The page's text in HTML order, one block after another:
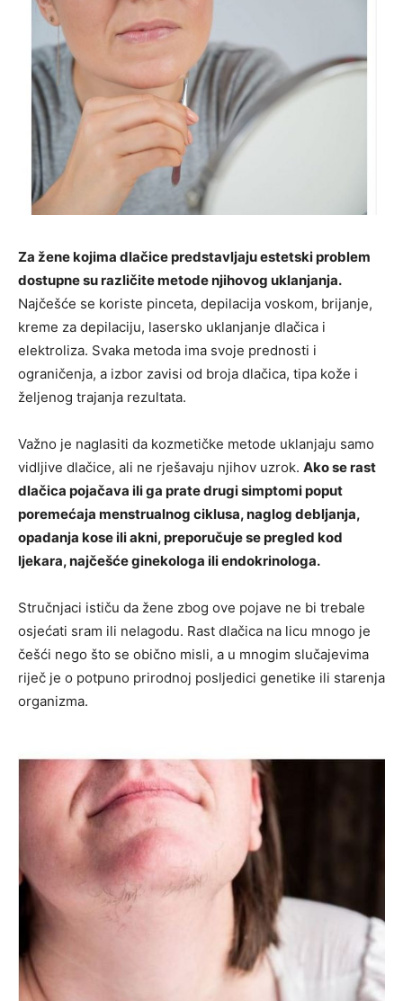
Za žene kojima dlačice predstavljaju estetski problem
dostupne su različite metode njihovog uklanjanja.
Najčešće se koriste pinceta, depilacija voskom, brijanje,
kreme za depilaciju, lasersko uklanjanje dlačica i
elektroliza. Svaka metoda ima svoje prednosti i
ograničenja, a izbor zavisi od broja dlačica, tipa kože i
željenog trajanja rezultata.
Važno je naglasiti da kozmetičke metode uklanjaju samo
vidljive dlačice, ali ne rješavaju njihov uzrok. Ako se rast
dlačica pojačava ili ga prate drugi simptomi poput
poremećaja menstrualnog ciklusa, naglog debljanja,
opadanja kose ili akni, preporučuje se pregled kod
ljekara, najčešće ginekologa ili endokrinologa.
Stručnjaci ističu da žene zbog ove pojave ne bi trebale
osjećati sram ili nelagodu. Rast dlačica na licu mnogo je
češći nego što se obično misli, a u mnogim slučajevima
riječ je o potpuno prirodnoj posljedici genetike ili starenja
organizma.